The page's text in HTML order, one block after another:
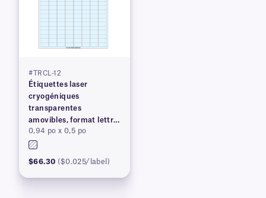
#TRCL-12
Étiquettes laser
cryogéniques
transparentes
amovibles, format lettre
US
0,94 po x 0,5 po
$66.30 ($0.025/label)